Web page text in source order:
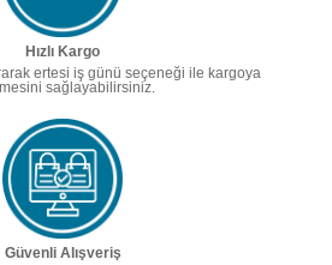
Hızlı Kargo
ertesi iş günü seçeneği ile kargoya
sağlayabilirsiniz.
Güvenli Alışveriş